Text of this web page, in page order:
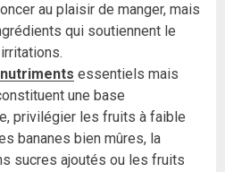
au plaisir de manger, mais
qui soutiennent le
essentiels mais
une base
privilégier les fruits à faible
bananes bien mûres, la
sucres ajoutés ou les fruits